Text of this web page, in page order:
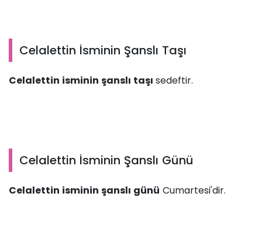
Celalettin İsminin Şanslı Taşı
Celalettin isminin şanslı taşı sedeftir.
Celalettin İsminin Şanslı Günü
Celalettin isminin şanslı günü Cumartesi'dir.